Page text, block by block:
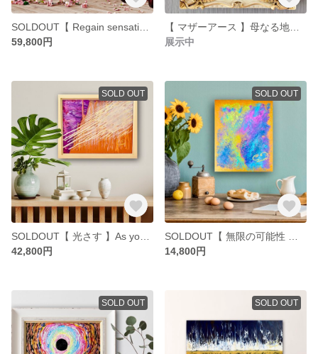
59,800円
展示中
SOLD OUT
42,800円
SOLD OUT
14,800円
SOLD OUT SOLD OUT